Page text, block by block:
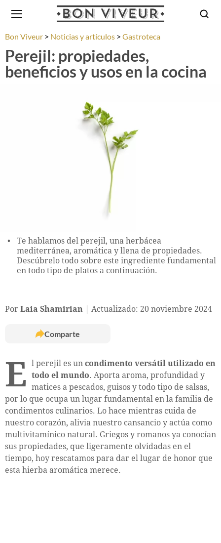
Bon Viveur Noticias y artículos Gastroteca
Perejil: propiedades,
beneficios y usos en la cocina
Te hablamos del perejil, una herbácea
mediterránea, aromática y llena de propiedades.
Descúbrelo todo sobre este ingrediente fundamental
en todo tipo de platos a continuación.
Por Laia Shamirian Actualizado: 20 noviembre 2024
Comparte
E l perejil es un condimento versátil utilizado en
todo el mundo. Aporta aroma, profundidad y
matices a pescados, guisos y todo tipo de salsas,
por lo que ocupa un lugar fundamental en la familia de
condimentos culinarios. Lo hace mientras cuida de
nuestro corazón, alivia nuestro cansancio y actúa como
multivitamínico natural. Griegos y romanos ya conocían
sus propiedades, que ligeramente olvidadas en el
tiempo, hoy rescatamos para dar el lugar de honor que
esta hierba aromática merece.